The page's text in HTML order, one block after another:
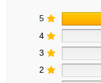
5
4
3
2